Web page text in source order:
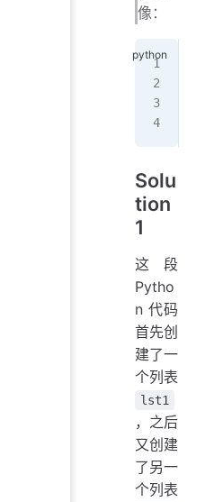
像：
Solu
tion
1
这段
Pytho
n 代码
首先创
建了一
个列表
lst1
，之后
又创建
了另一
个列表